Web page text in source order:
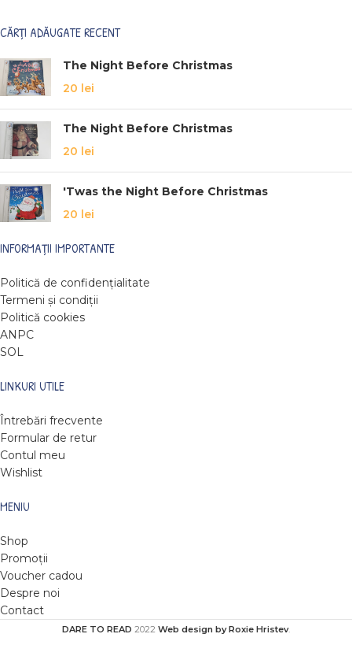
CĂRȚI ADĂUGATE RECENT
The Night Before Christmas
20 lei
The Night Before Christmas
20 lei
'Twas the Night Before Christmas
20 lei
INFORMAȚII IMPORTANTE
Politică de confidențialitate
Termeni și condiții
Politică cookies
ANPC
SOL
LINKURI UTILE
Întrebări frecvente
Formular de retur
Contul meu
Wishlist
MENIU
Shop
Promoții
Voucher cadou
Despre noi
Contact
DARE TO READ 2022 Web design by Roxie Hristev.